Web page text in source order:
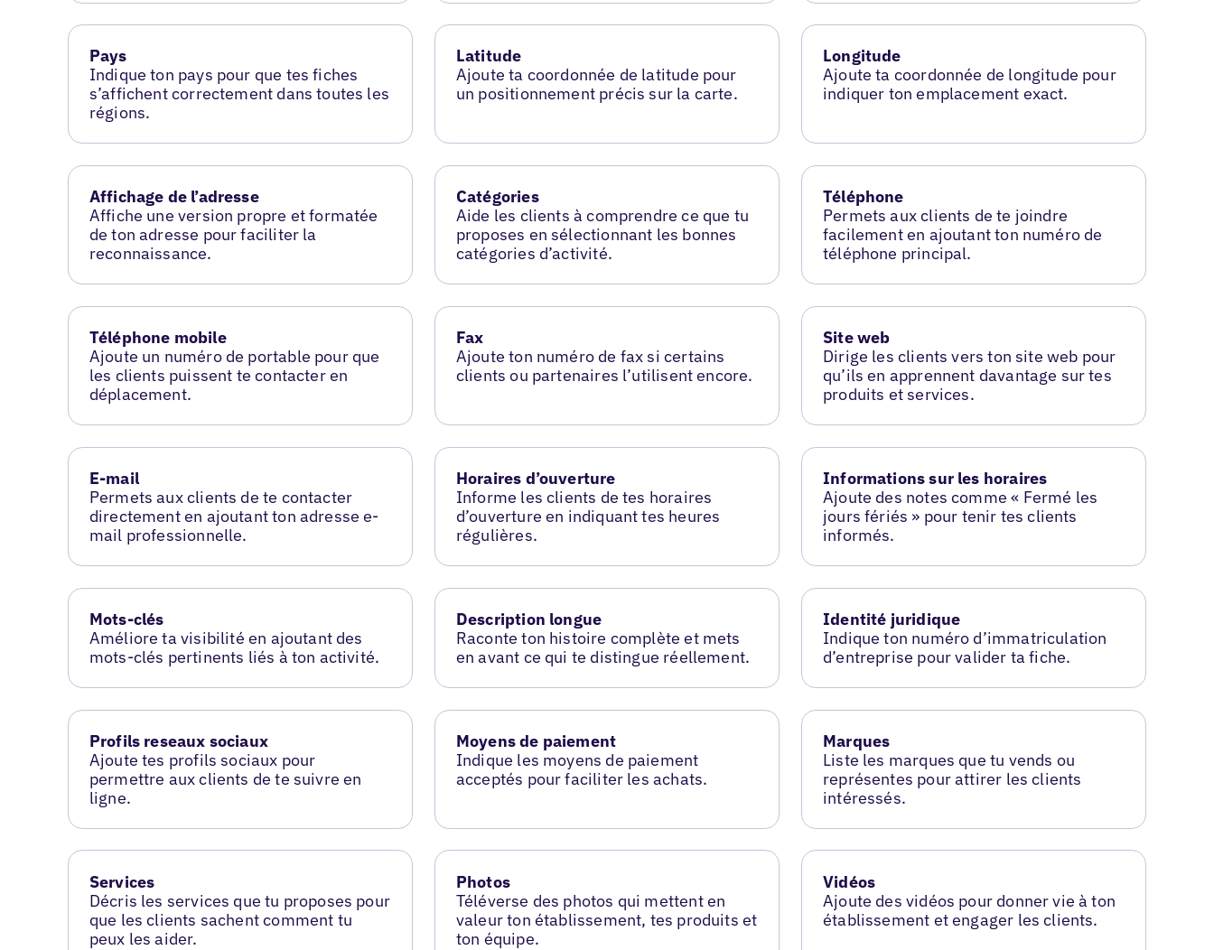
Pays
Indique ton pays pour que tes fiches
s’affichent correctement dans toutes les
régions.
Latitude
Ajoute ta coordonnée de latitude pour
un positionnement précis sur la carte.
Longitude
Ajoute ta coordonnée de longitude pour
indiquer ton emplacement exact.
Affichage de l’adresse
Affiche une version propre et formatée
de ton adresse pour faciliter la
reconnaissance.
Catégories
Aide les clients à comprendre ce que tu
proposes en sélectionnant les bonnes
catégories d’activité.
Téléphone
Permets aux clients de te joindre
facilement en ajoutant ton numéro de
téléphone principal.
Téléphone mobile
Ajoute un numéro de portable pour que
les clients puissent te contacter en
déplacement.
Fax
Ajoute ton numéro de fax si certains
clients ou partenaires l’utilisent encore.
Site web
Dirige les clients vers ton site web pour
qu’ils en apprennent davantage sur tes
produits et services.
E-mail
Permets aux clients de te contacter
directement en ajoutant ton adresse e-
mail professionnelle.
Horaires d’ouverture
Informe les clients de tes horaires
d’ouverture en indiquant tes heures
régulières.
Informations sur les horaires
Ajoute des notes comme « Fermé les
jours fériés » pour tenir tes clients
informés.
Mots-clés
Améliore ta visibilité en ajoutant des
mots-clés pertinents liés à ton activité.
Description longue
Raconte ton histoire complète et mets
en avant ce qui te distingue réellement.
Identité juridique
Indique ton numéro d’immatriculation
d’entreprise pour valider ta fiche.
Profils reseaux sociaux
Ajoute tes profils sociaux pour
permettre aux clients de te suivre en
ligne.
Moyens de paiement
Indique les moyens de paiement
acceptés pour faciliter les achats.
Marques
Liste les marques que tu vends ou
représentes pour attirer les clients
intéressés.
Services
Décris les services que tu proposes pour
que les clients sachent comment tu
peux les aider.
Photos
Téléverse des photos qui mettent en
valeur ton établissement, tes produits et
ton équipe.
Vidéos
Ajoute des vidéos pour donner vie à ton
établissement et engager les clients.